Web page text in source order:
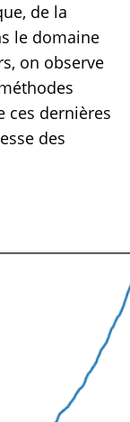
de la
le domaine
on observe
ces dernières
des